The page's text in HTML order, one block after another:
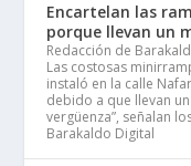
Encartelan las
porque llevan un
Redacción de
Las costosas
instaló en la calle
debido a que llevan
vergüenza”, señalan
Barakaldo Digital